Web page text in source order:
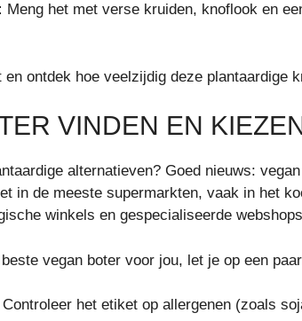
Meng het met verse kruiden, knoflook en
en ontdek hoe veelzijdig deze plantaardige
VINDEN EN
alternatieven? Goed nieuws:
in de meeste supermarkten, vaak in het
winkels en gespecialiseerde
vegan boter voor jou, let je op een
Controleer het etiket op allergenen (zoals